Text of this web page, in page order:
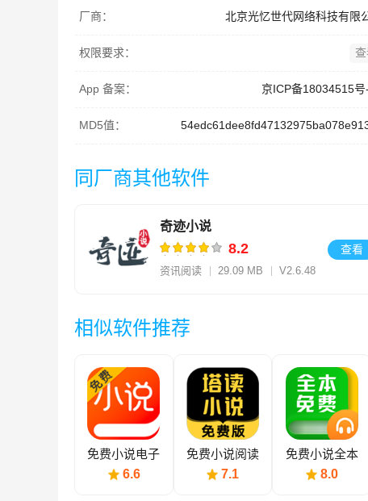
厂商： 北京光忆世代网络科技有限
权限要求：
App 备案： 京ICP备18034515号
MD5值：
同厂商其他软件
奇迹小说
8.2
资讯阅读 29.09 MB V2.6.48
查看
相似软件推荐
免费小说电子
书6.6
免费小说阅读
7.1
免费小说全本
阅读
8.0